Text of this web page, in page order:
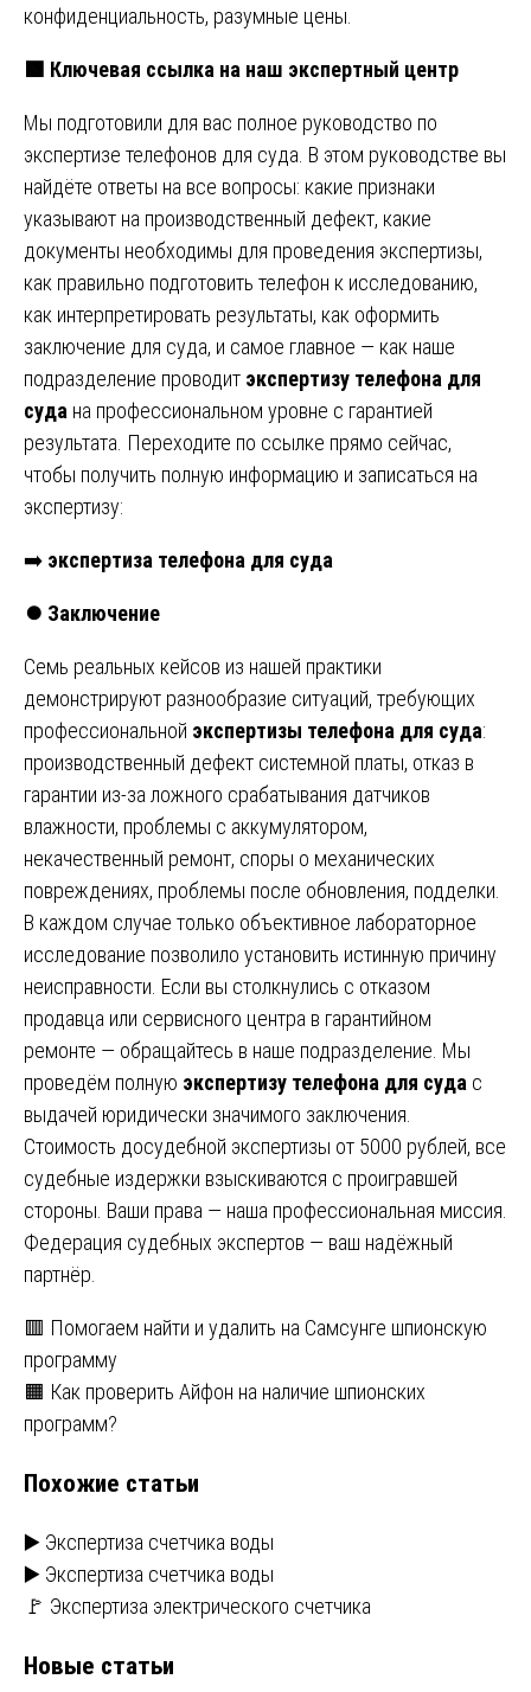
конфиденциальность, разумные цены.
🟩 Ключевая ссылка на наш экспертный центр
Мы подготовили для вас полное руководство по
экспертизе телефонов для суда. В этом руководстве вы
найдёте ответы на все вопросы: какие признаки
указывают на производственный дефект, какие
документы необходимы для проведения экспертизы,
как правильно подготовить телефон к исследованию,
как интерпретировать результаты, как оформить
заключение для суда, и самое главное — как наше
подразделение проводит экспертизу телефона для
суда на профессиональном уровне с гарантией
результата. Переходите по ссылке прямо сейчас,
чтобы получить полную информацию и записаться на
экспертизу:
➡️ экспертиза телефона для суда
⏺️ Заключение
Семь реальных кейсов из нашей практики
демонстрируют разнообразие ситуаций, требующих
профессиональной экспертизы телефона для суда:
производственный дефект системной платы, отказ в
гарантии из-за ложного срабатывания датчиков
влажности, проблемы с аккумулятором,
некачественный ремонт, споры о механических
повреждениях, проблемы после обновления, подделки.
В каждом случае только объективное лабораторное
исследование позволило установить истинную причину
неисправности. Если вы столкнулись с отказом
продавца или сервисного центра в гарантийном
ремонте — обращайтесь в наше подразделение. Мы
проведём полную экспертизу телефона для суда с
выдачей юридически значимого заключения.
Стоимость досудебной экспертизы от 5000 рублей, все
судебные издержки взыскиваются с проигравшей
стороны. Ваши права — наша профессиональная миссия.
Федерация судебных экспертов — ваш надёжный
партнёр.
Навигация
по
записям
🟥 Помогаем найти и удалить на Самсунге шпионскую
программу
🟧 Как проверить Айфон на наличие шпионских
программ?
Похожие статьи
▶️ Экспертиза счетчика воды
▶️ Экспертиза счетчика воды
🚩 Экспертиза электрического счетчика
Новые статьи